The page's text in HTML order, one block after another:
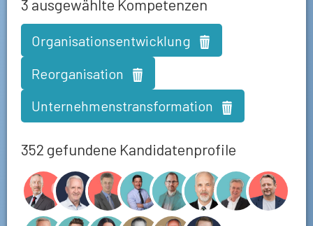
3 ausgewählte Kompetenzen
Organisationsentwicklung
Reorganisation
Unternehmenstransformation
352 gefundene Kandidatenprofile